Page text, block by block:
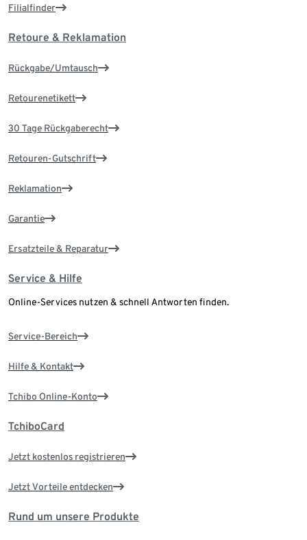
Filialfinder
Retoure & Reklamation
Rückgabe/Umtausch
Retourenetikett
30 Tage Rückgaberecht
Retouren-Gutschrift
Reklamation
Garantie
Ersatzteile & Reparatur
Service & Hilfe
Online-Services nutzen & schnell Antworten finden.
Service-Bereich
Hilfe & Kontakt
Tchibo Online-Konto
TchiboCard
Jetzt kostenlos registrieren
Jetzt Vorteile entdecken
Rund um unsere Produkte